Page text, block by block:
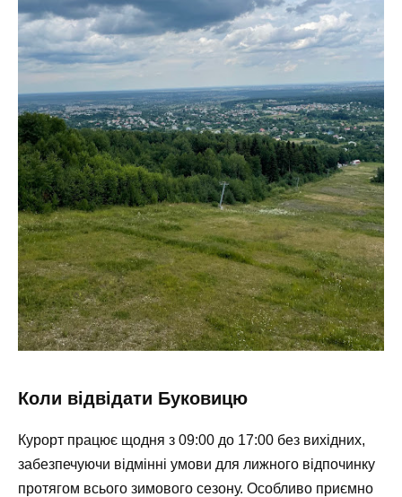
Коли відвідати Буковицю
Курорт працює щодня з 09:00 до 17:00 без вихідних,
забезпечуючи відмінні умови для лижного відпочинку
протягом всього зимового сезону. Особливо приємно